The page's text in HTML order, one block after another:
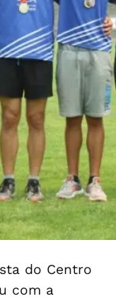
do Centro
com a